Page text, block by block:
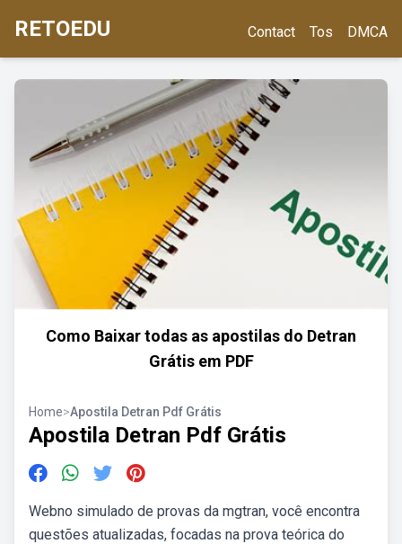
RETOEDU Contact Tos DMCA
Como Baixar todas as apostilas do Detran
Grátis em PDF
Home>Apostila Detran Pdf Grátis
Apostila Detran Pdf Grátis
Webno simulado de provas da mgtran, você encontra
questões atualizadas, focadas na prova teórica do